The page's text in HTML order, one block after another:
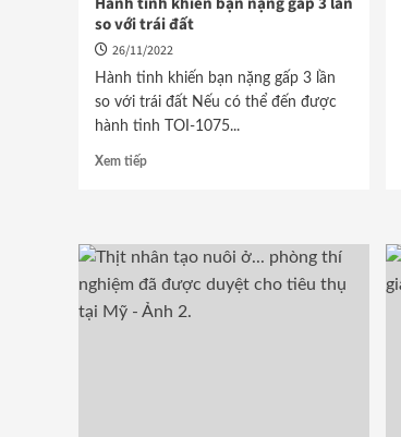
so với trái đất
26/11/2022
Hành tinh khiến bạn nặng gấp 3 lần
so với trái đất Nếu có thể đến được
hành tinh TOI-1075...
Xem tiếp